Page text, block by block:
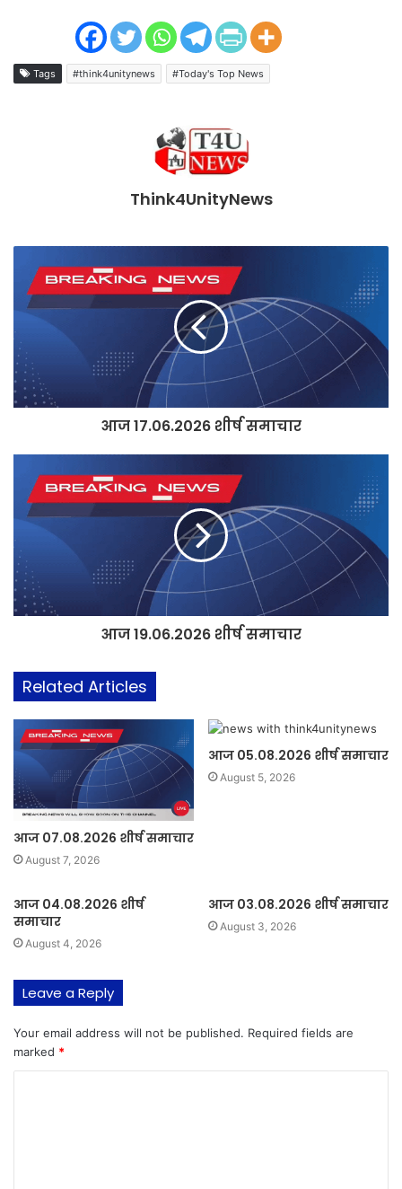
Tags #think4unitynews #Today's Top News
Think4UnityNews
आज 17.06.2026 शीर्ष समाचार
आज 19.06.2026 शीर्ष समाचार
Related Articles
आज 07.08.2026 शीर्ष समाचार
August 7, 2026
आज 05.08.2026 शीर्ष समाचार
August 5, 2026
आज 04.08.2026 शीर्ष
समाचार
August 4, 2026
आज 03.08.2026 शीर्ष समाचार
August 3, 2026
Leave a Reply
Your email address will not be published. Required fields are
marked *